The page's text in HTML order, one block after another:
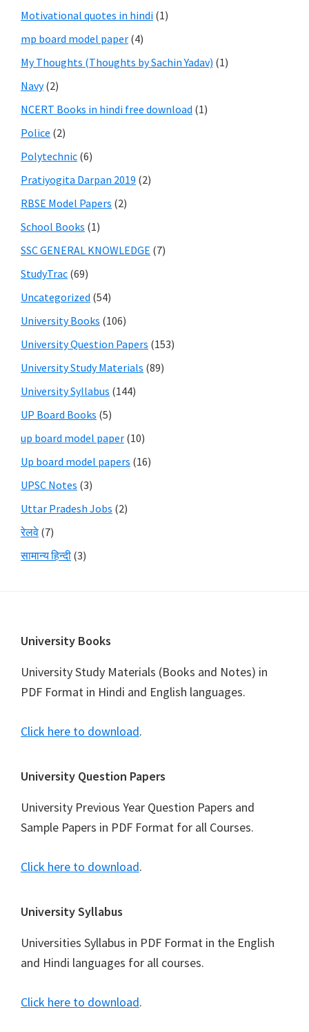
Motivational quotes in hindi (1)
mp board model paper (4)
My Thoughts (Thoughts by Sachin Yadav) (1)
Navy(2)
NCERT Books in hindi free download (1)
Police (2)
Polytechnic (6)
Pratiyogita Darpan 2019 (2)
RBSE Model Papers (2)
School Books (1)
SSC GENERAL KNOWLEDGE (7)
StudyTrac (69)
Uncategorized (54)
University Books (106)
University Question Papers (153)
University Study Materials (89)
University Syllabus (144)
UP Board Books (5)
up board model paper (10)
Up board model papers (16)
UPSC Notes (3)
Uttar Pradesh Jobs (2)
रेलवे (7)
सामान्य हिन्दी (3)
Footer
University Books
University Study Materials (Books and Notes) in
PDF Format in Hindi and English languages.
Click here to download.
University Question Papers
University Previous Year Question Papers and
Sample Papers in PDF Format for all Courses.
Click here to download.
University Syllabus
Universities Syllabus in PDF Format in the English
and Hindi languages for all courses.
Click here to download.